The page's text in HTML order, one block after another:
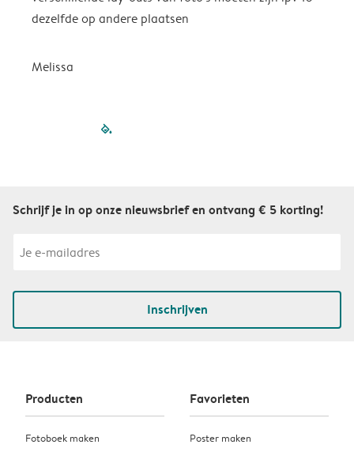
dezelfde op andere plaatsen
Melissa
filled-pagination
Schrijf je in op onze nieuwsbrief en ontvang € 5 korting!
Inschrijven
Producten
Fotoboek maken
Favorieten
Poster maken